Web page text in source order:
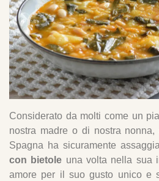
Considerato da molti come un
nostra madre o di nostra
Spagna ha sicuramente
con bietole una volta nella sua
amore per il suo gusto unico e